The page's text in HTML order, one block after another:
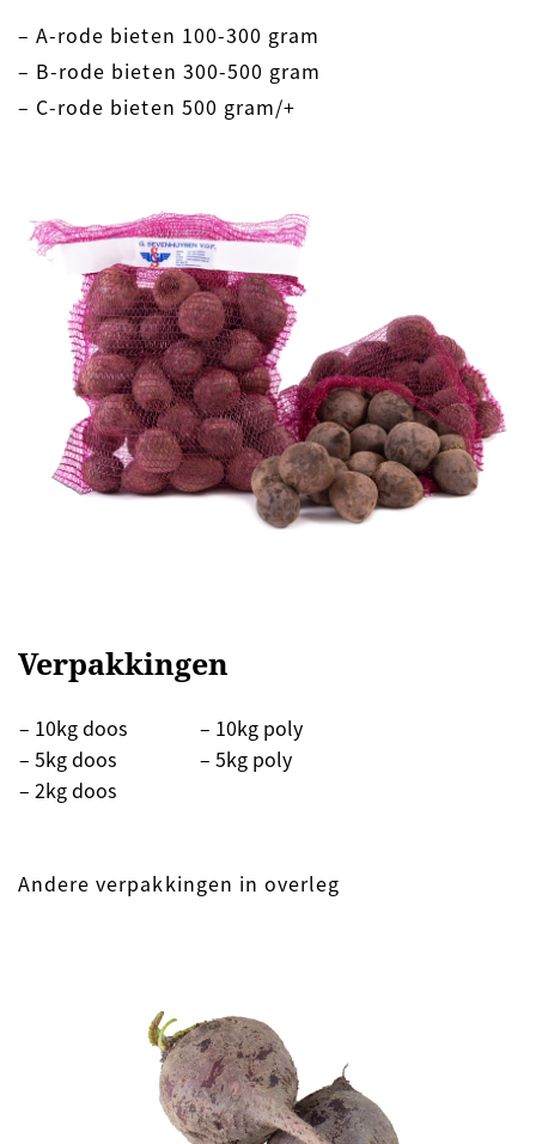
– A-rode bieten 100-300 gram
– B-rode bieten 300-500 gram
– C-rode bieten 500 gram/+
Verpakkingen
– 10kg doos
– 10kg poly
– 5kg doos
– 5kg poly
– 2kg doos
Andere verpakkingen in overleg